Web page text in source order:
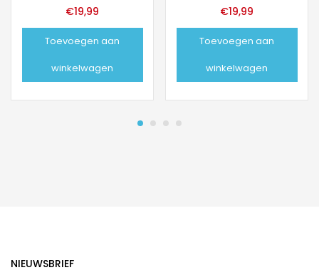
€19,99
Toevoegen aan
winkelwagen
€19,99
Toevoegen aan
winkelwagen
NIEUWSBRIEF